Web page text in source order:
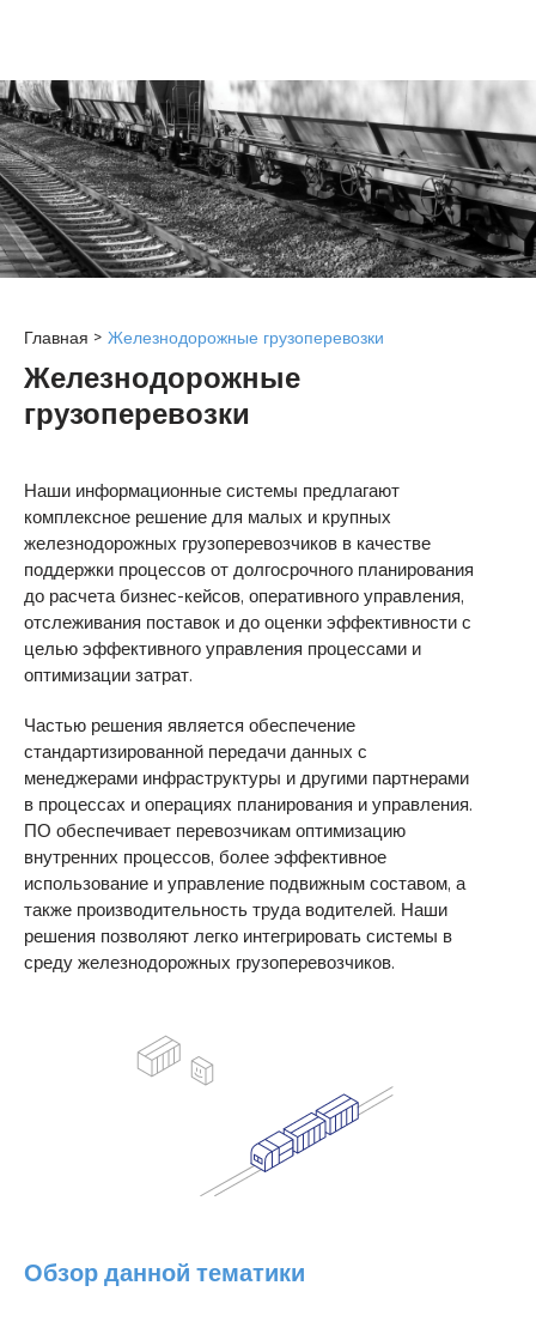
Главная > Железнодорожные грузоперевозки
Железнодорожные
грузоперевозки
Наши информационные системы предлагают
комплексное решение для малых и крупных
железнодорожных грузоперевозчиков в качестве
поддержки процессов от долгосрочного планирования
до расчета бизнес-кейсов, оперативного управления,
отслеживания поставок и до оценки эффективности с
целью эффективного управления процессами и
оптимизации затрат.
Частью решения является обеспечение
стандартизированной передачи данных с
менеджерами инфраструктуры и другими партнерами
в процессах и операциях планирования и управления.
ПО обеспечивает перевозчикам оптимизацию
внутренних процессов, более эффективное
использование и управление подвижным составом, а
также производительность труда водителей. Наши
решения позволяют легко интегрировать системы в
среду железнодорожных грузоперевозчиков.
Обзор данной тематики